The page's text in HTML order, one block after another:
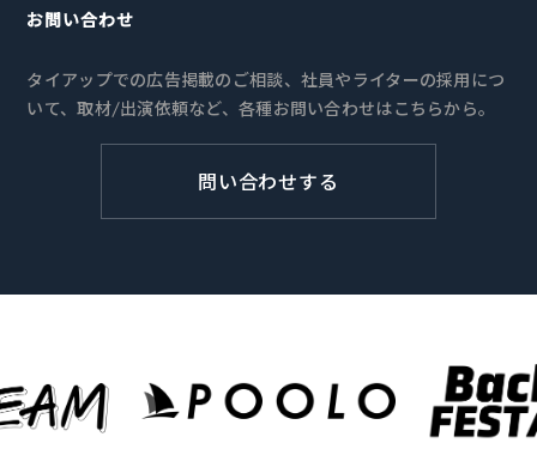
お問い合わせ
タイアップでの広告掲載のご相談、社員やライターの採用につ
いて、取材/出演依頼など、各種お問い合わせはこちらから。
問い合わせする